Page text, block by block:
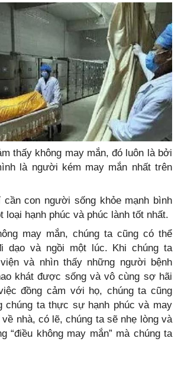
thấy không may mắn, đó luôn là bởi
là người kém may mắn nhất trên
con người sống khỏe mạnh bình
loại hạnh phúc và phúc lành tốt nhất.
may mắn, chúng ta cũng có thể
dạo và ngồi một lúc. Khi chúng ta
và nhìn thấy những người bệnh
khát được sống và vô cùng sợ hãi
đồng cảm với họ, chúng ta cũng
chúng ta thực sự hạnh phúc và may
nhà, có lẽ, chúng ta sẽ nhẹ lòng và
“điều không may mắn” mà chúng ta